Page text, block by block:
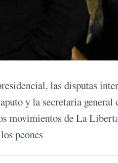
las disputas
y la secretaria
movimientos de La
peones